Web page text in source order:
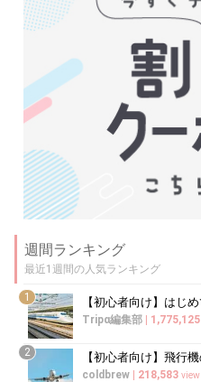
週間ランキング
最近1週間の人気ランキング
1
Tripα編集部 | 1,775,125
2
coldbrew | 218,583 view